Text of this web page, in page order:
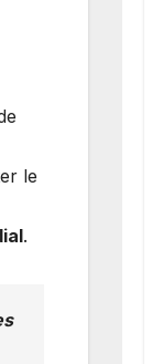
le
.